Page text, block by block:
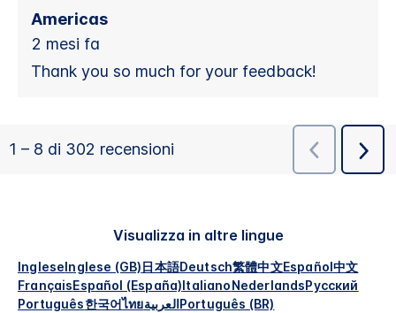
Visualizza in altre lingue
IngleseInglese (GB)日本語Deutsch繁體中文Español中文
FrançaisEspañol (España)ItalianoNederlandsРусский
Português한국어ไทยالعربيةPortuguês (BR)